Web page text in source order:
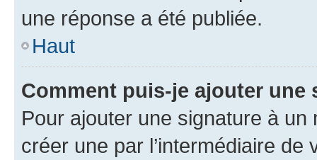
une réponse a été publiée.
Haut
Comment puis-je ajouter une
Pour ajouter une signature à un
créer une par l’intermédiaire